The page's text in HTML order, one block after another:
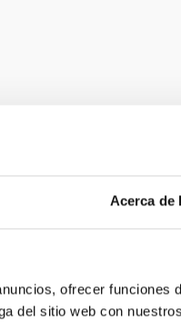
Acerca de
ofrecer funciones
del sitio web con
Cosmic Ray
interest through the